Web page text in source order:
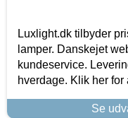
Luxlight.dk tilbyder
lamper. Danskejet
kundeservice.
hverdage. Klik her for
Se